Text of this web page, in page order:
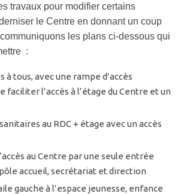
travaux pour modifier certains
le Centre en donnant un coup
les plans ci-dessous qui
:
à tous, avec une rampe d’accès
faciliter l’accès à l’étage du Centre et un
au RDC + étage avec un accès
au Centre par une seule entrée
accueil, secrétariat et direction
gauche à l’espace jeunesse, enfance